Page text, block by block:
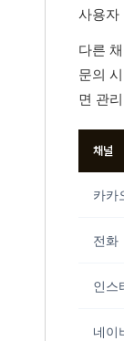
사용자
다른
문의
면 관
채널
카카
전화
인스
네이